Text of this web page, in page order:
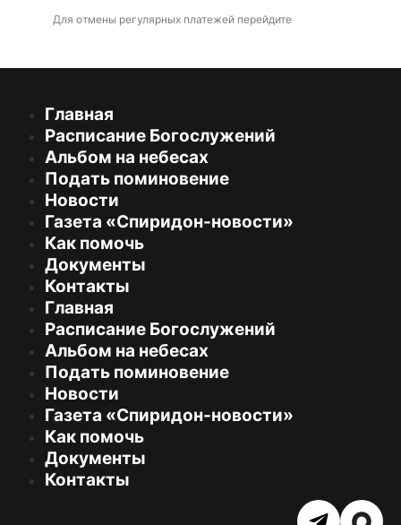
Для отмены регулярных платежей перейдите
Главная
Расписание Богослужений
Альбом на небесах
Подать поминовение
Новости
Газета «Спиридон-новости»
Как помочь
Документы
Контакты
Главная
Расписание Богослужений
Альбом на небесах
Подать поминовение
Новости
Газета «Спиридон-новости»
Как помочь
Документы
Контакты